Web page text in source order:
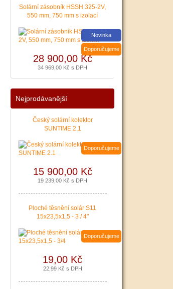
Podávání žádostí o
poslední Kotlíkové dotace
bude pravděpodobně na
podzim roku 2020.
Nenechte si ujít dotaci až
127 500 Kč na nový zdroj
pro vytápění. Žádost o
|více zde ..
Solární zásobník HSSH 325-2V,
550 mm, 750 mm s izolací
Novinka
Doporučujeme
28 900,00 Kč
34 969,00 Kč s DPH
Nejprodávanější
Český solární kolektor
SUNTIME 2.1
Doporučujeme
15 900,00 Kč
19 239,00 Kč s DPH
Ploché těsnění solár S11
15x23,5x1,5 - 3 / 4"
Doporučujeme
19,00 Kč
22,99 Kč s DPH